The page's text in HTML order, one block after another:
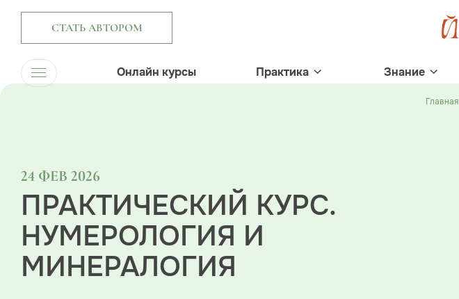
СТАТЬ АВТОРОМ
Онлайн курсы Практика Знание
Главная
24 ФЕВ 2026
ПРАКТИЧЕСКИЙ КУРС.
НУМЕРОЛОГИЯ И
МИНЕРАЛОГИЯ